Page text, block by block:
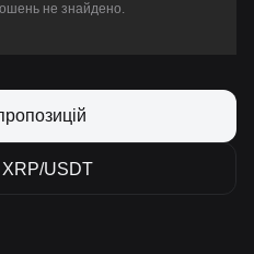
не знайдено.
XRP/USDT